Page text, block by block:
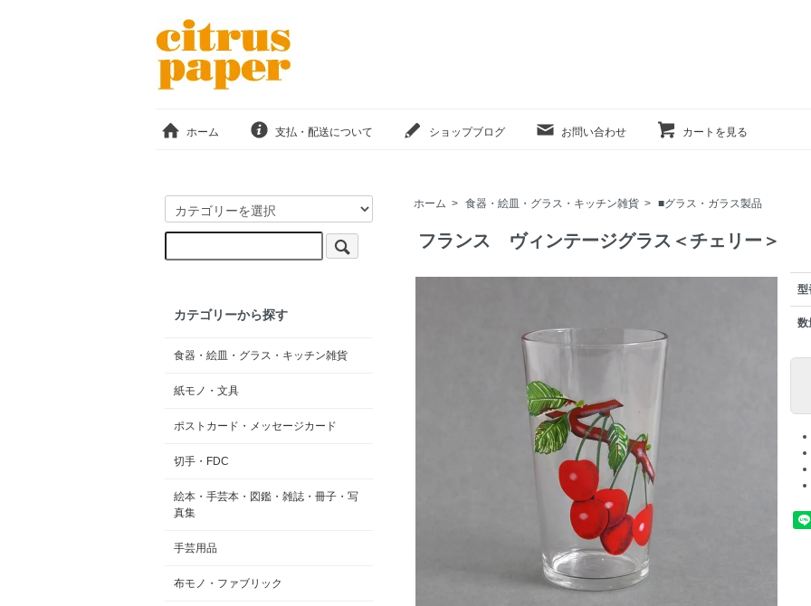
ホーム 支払・配送について ショップブログ お問い合わせ カートを見る
ホーム > 食器・絵皿・グラス・キッチン雑貨 > ■グラス・ガラス製品
フランス ヴィンテージグラス＜チェリー＞
型
数
カテゴリーから探す
食器・絵皿・グラス・キッチン雑貨
紙モノ・文具
ポストカード・メッセージカード
切手・FDC
絵本・手芸本・図鑑・雑誌・冊子・写
真集
手芸用品
布モノ・ファブリック